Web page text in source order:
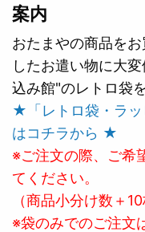
案内
おたまやの商品を
したお遣い物に大
込み館"のレトロ袋
★「レトロ袋・ラッ
はコチラから ★
※ご注文の際、ご希
てください。
（商品小分け数＋
※袋のみでのご注文